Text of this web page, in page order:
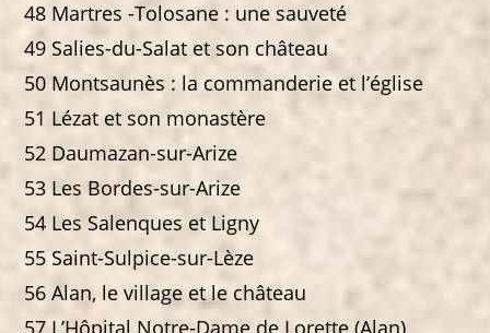
48 Martres -Tolosane : une sauveté
49 Salies-du-Salat et son château
50 Montsaunès : la commanderie et l’église
51 Lézat et son monastère
52 Daumazan-sur-Arize
53 Les Bordes-sur-Arize
54 Les Salenques et Ligny
55 Saint-Sulpice-sur-Lèze
56 Alan, le village et le château